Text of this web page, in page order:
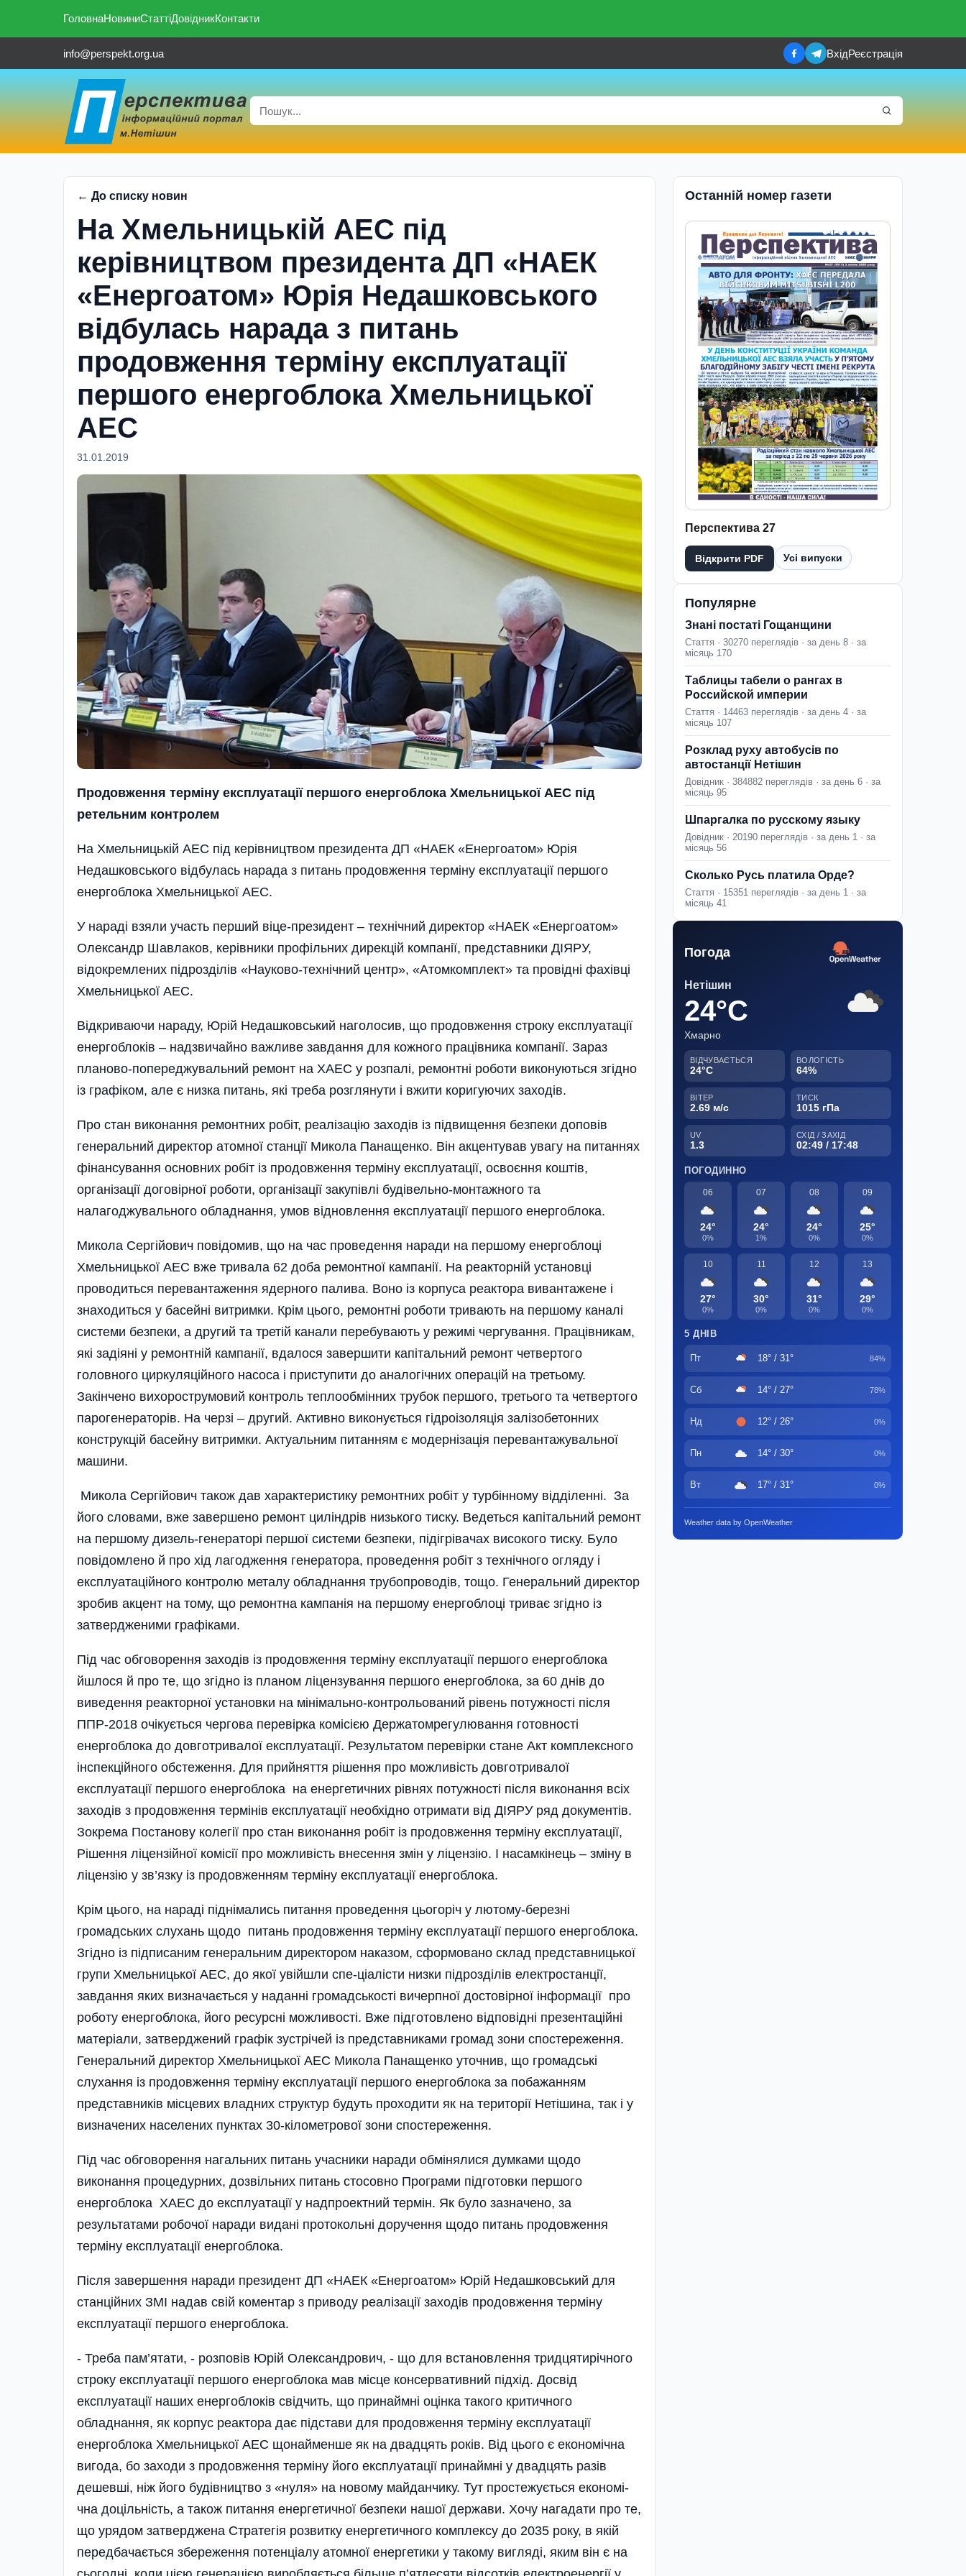
ГоловнаНовиниСтаттіДовідникКонтакти
info@perspekt.org.ua ВхідРеєстрація
← До списку новин
На Хмельницькій АЕС під
керівництвом президента ДП «НАЕК
«Енергоатом» Юрія Недашковського
відбулась нарада з питань
продовження терміну експлуатації
першого енерго­блока Хмельницької
АЕС
31.01.2019
Продовження терміну експлуатації першого енергоблока Хмельницької АЕС під
ретельним контролем
На Хмельницькій АЕС під керівництвом президента ДП «НАЕК «Енергоатом» Юрія
Недашковського відбулась нарада з питань продовження терміну експлуатації першого
енерго­блока Хмельницької АЕС.
У нараді взяли участь перший віце-президент – технічний директор «НАЕК «Енергоатом»
Олександр Шавлаков, керівники профільних дирекцій компанії, представники ДІЯРУ,
відокремлених підрозділів «Науково-технічний центр», «Атомкомплект» та провідні фахівці
Хмельницької АЕС.
Відкриваючи нараду, Юрій Недашковський наголосив, що продовження строку експлуатації
енергоблоків – надзвичайно важливе завдання для кожного працівника компанії. Зараз
планово-попереджувальний ремонт на ХАЕС у розпалі, ремонтні роботи виконуються згідно
із графіком, але є низка питань, які треба розглянути і вжити коригуючих заходів.
Про стан виконання ремонтних робіт, реалі­зацію заходів із підвищення безпеки доповів
генеральний директор атомної станції Микола Панащенко. Він акцентував увагу на питаннях
фінансування основних робіт із продовження терміну експлуатації, освоєння коштів,
організації договірної роботи, організації закупівлі будівельно-монтажного та
налагоджувального обладнання, умов відновлення експлуатації першого енергоблока.
Микола Сергійович повідомив, що на час проведення наради на першому енергоблоці
Хмельницької АЕС вже тривала 62 доба ремонтної кампанії. На реакторній установці
проводиться перевантаження ядерного палива. Воно із корпуса реактора вивантажене і
знаходиться у басейні витримки. Крім цього, ремонтні роботи тривають на першому каналі
системи безпеки, а другий та третій канали перебувають у режимі чергування. Працівникам,
які задіяні у ремонтній кампанії, вдалося завершити капітальний ремонт четвертого
головного циркуляційного насоса і приступити до аналогічних операцій на третьому.
Закінчено вихорострумовий контроль теплообмінних трубок першого, третього та четвертого
парогенераторів. На черзі – другий. Активно виконується гідроізоляція залізобетонних
конструкцій басейну витримки. Актуальним питанням є модернізація перевантажувальної
машини.
Микола Сергійович також дав характеристику ремонтних робіт у турбінному відділенні. За
його словами, вже завершено ремонт циліндрів низького тиску. Ведеться капітальний ремонт
на першому дизель-генераторі першої системи безпеки, підігрівачах високого тиску. Було
повідомлено й про хід лагодження генератора, проведення робіт з технічного огляду і
експлуатаційного контролю металу обладнання трубопроводів, тощо. Генеральний директор
зробив акцент на тому, що ремонтна кампанія на першому енергоблоці триває згідно із
затвердженими графіками.
Під час обговорення заходів із продовження терміну експлуатації першого енергоблока
йшлося й про те, що згідно із планом ліцензування першого енергоблока, за 60 днів до
виведення реакторної установки на мінімально-контрольований рівень потужності після
ППР-2018 очікується чергова перевірка комісією Держатомрегулювання готовності
енергоблока до довго­тривалої експлуатації. Результатом перевірки стане Акт комплексного
інспекційного обстеження. Для прийняття рішення про можливість довготривалої
експлуатації першого енергоблока на енергетичних рівнях потужності після виконання всіх
заходів з продовження термінів експлуатації необхідно отримати від ДІЯРУ ряд документів.
Зокрема Постанову колегії про стан виконання робіт із продовження терміну експлуатації,
Рішення ліцензійної комісії про можливість внесення змін у ліцензію. І насамкінець – зміну в
ліцензію у зв’язку із продовженням терміну експлуатації енергоблока.
Крім цього, на нараді піднімались питання проведення цьогоріч у лютому-березні
громадських слухань щодо питань продовження терміну експлуатації першого енергоблока.
Згідно із підписаним генеральним директором наказом, сформовано склад представницької
групи Хмельницької АЕС, до якої увійшли спе­-ці­алісти низки підрозділів електростанції,
завдання яких визначається у наданні громадськості вичерпної достовірної інформації про
роботу енергоблока, його ресурсні можливості. Вже підготовлено відповідні презентаційні
матеріали, затверджений графік зустрічей із представниками громад зони спостереження.
Генеральний директор Хмельницької АЕС Микола Панащенко уточнив, що громадські
слухання із продовження терміну експлуатації першого енергоблока за побажанням
представників місцевих владних структур будуть проходити як на території Нетішина, так і у
визначених населених пунктах 30-кілометрової зони спостереження.
Під час обговорення нагальних питань учасники наради обмінялися думками щодо
виконання процедурних, дозвільних питань стосовно Програми підготовки першого
енергоблока ХАЕС до експлуатації у надпроектний термін. Як було зазначено, за
результатами робочої наради видані протокольні доручення щодо питань продовження
терміну експлуатації енергоблока.
Після завершення наради президент ДП «НАЕК «Енергоатом» Юрій Недашковський для
станційних ЗМІ надав свій коментар з приводу реалізації заходів продовження терміну
експлуатації першого енергоблока.
- Треба пам’ятати, - розповів Юрій Олександрович, - що для встановлення тридцятирічного
строку експлуатації першого енергоблока мав місце консервативний підхід. Досвід
експлуатації наших енергоблоків свідчить, що принаймні оцінка такого критичного
обладнання, як корпус реактора дає підстави для продовження термі­ну експлуатації
енергоблока Хмельницької АЕС щонайменше як на двадцять років. Від цього є економічна
вигода, бо заходи з продовження терміну його експлуатації принаймні у двадцять разів
дешевші, ніж його будівництво з «нуля» на новому майданчику. Тут простежується економі­
чна доцільність, а також питання енергетичної безпеки нашої держави. Хочу нагадати про те,
що урядом затверджена Стратегія розвитку енергетичного комплексу до 2035 року, в якій
передбачається збереження потенціалу атомної енергетики у такому вигляді, яким він є на
Останній номер газети
Перспектива 27
Відкрити PDF Усі випуски
Популярне
Знані постаті Гощанщини
Стаття · 30270 переглядів · за день 8 · за
місяць 170
Таблицы табели о рангах в
Российской империи
Стаття · 14463 переглядів · за день 4 · за
місяць 107
Розклад руху автобусів по
автостанції Нетішин
Довідник · 384882 переглядів · за день 6 · за
місяць 95
Шпаргалка по русскому языку
Довідник · 20190 переглядів · за день 1 · за
місяць 56
Сколько Русь платила Орде?
Стаття · 15351 переглядів · за день 1 · за
місяць 41
Погода
Нетішин
24°C
Хмарно
ВІДЧУВАЄТЬСЯ
24°C
ВОЛОГІСТЬ
64%
ВІТЕР
2.69 м/с
ТИСК
1015 гПа
UV
1.3
СХІД / ЗАХІД
02:49 / 17:48
ПОГОДИННО
06
24°
0%
07
24°
1%
08
24°
0%
09
25°
0%
10
27°
0%
11
30°
0%
12
31°
0%
13
29°
0%
5 ДНІВ
Пт 18° / 31° 84%
Сб 14° / 27° 78%
Нд 12° / 26° 0%
Пн 14° / 30° 0%
Вт 17° / 31° 0%
Weather data by OpenWeather